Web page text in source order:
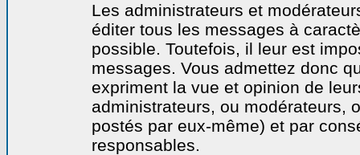
Les administrateurs et
éditer tous les messages à
possible. Toutefois, il leur est
messages. Vous admettez donc
expriment la vue et opinion de
administrateurs, ou modérateurs,
postés par eux-même) et par
responsables.